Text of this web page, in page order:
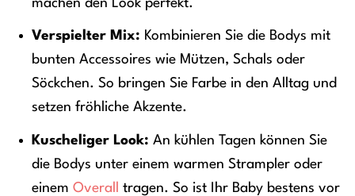
machen den Look perfekt.
Verspielter Mix: Kombinieren Sie die Bodys mit
bunten Accessoires wie Mützen, Schals oder
Söckchen. So bringen Sie Farbe in den Alltag und
setzen fröhliche Akzente.
Kuscheliger Look: An kühlen Tagen können Sie
die Bodys unter einem warmen Strampler oder
einemOverall
tragen. So ist Ihr Baby bestens vor